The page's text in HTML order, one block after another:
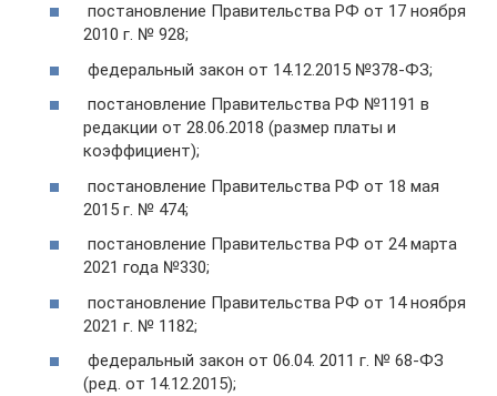
постановление Правительства РФ от 17 ноября
2010 г. № 928;
федеральный закон от 14.12.2015 №378-ФЗ;
постановление Правительства РФ №1191 в
редакции от 28.06.2018 (размер платы и
коэффициент);
постановление Правительства РФ от 18 мая
2015 г. № 474;
постановление Правительства РФ от 24 марта
2021 года №330;
постановление Правительства РФ от 14 ноября
2021 г. № 1182;
федеральный закон от 06.04. 2011 г. № 68-ФЗ
(ред. от 14.12.2015);